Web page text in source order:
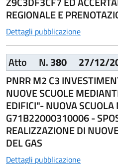
REGIONALE E
Dettagli pubblicazione
Atto N.380
27/12/
PNRR M2 C3
NUOVE SCUOLE
EDIFICI"- NUOVA
G71B22000310006 -
REALIZZAZIONE DI
DEL GAS
Dettagli pubblicazione